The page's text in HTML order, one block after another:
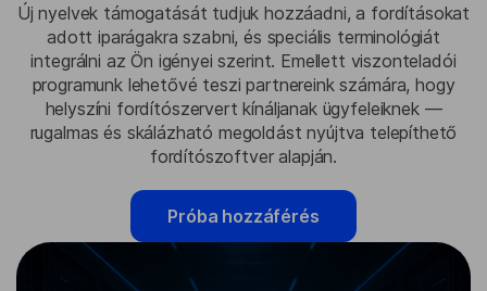
Új nyelvek támogatását tudjuk hozzáadni, a fordításokat
adott iparágakra szabni, és speciális terminológiát
integrálni az Ön igényei szerint. Emellett viszonteladói
programunk lehetővé teszi partnereink számára, hogy
helyszíni fordítószervert kínáljanak ügyfeleiknek —
rugalmas és skálázható megoldást nyújtva telepíthető
fordítószoftver alapján.
Próba hozzáférés